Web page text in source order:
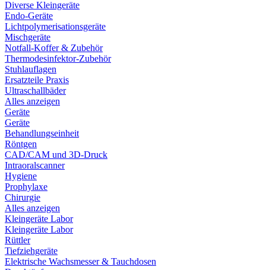
Diverse Kleingeräte
Endo-Geräte
Lichtpolymerisationsgeräte
Mischgeräte
Notfall-Koffer & Zubehör
Thermodesinfektor-Zubehör
Stuhlauflagen
Ersatzteile Praxis
Ultraschallbäder
Alles anzeigen
Geräte
Geräte
Behandlungseinheit
Röntgen
CAD/CAM und 3D-Druck
Intraoralscanner
Hygiene
Prophylaxe
Chirurgie
Alles anzeigen
Kleingeräte Labor
Kleingeräte Labor
Rüttler
Tiefziehgeräte
Elektrische Wachsmesser & Tauchdosen